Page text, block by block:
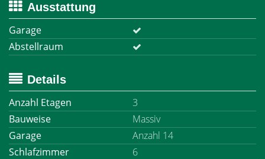
Ausstattung
Garage
Abstellraum
Details
Anzahl Etagen
3
Bauweise
Massiv
Garage
Anzahl 14
Schlafzimmer
6